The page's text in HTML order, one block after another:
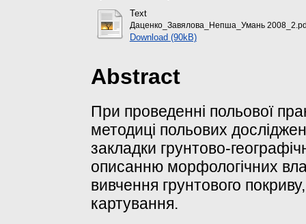
Text
Даценко_Завялова_Непша_Умань
Download (90kB)
Abstract
При проведенні польової
методиці польових
закладки грунтово-
описанню морфологічних
вивчення грунтового
картування.